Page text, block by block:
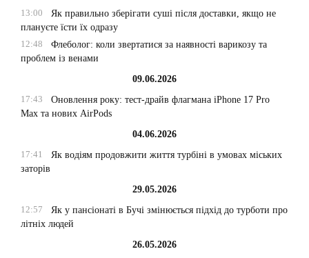
13:00
Як правильно зберігати суші після доставки, якщо не
плануєте їсти їх одразу
12:48
Флеболог: коли звертатися за наявності варикозу та
проблем із венами
09.06.2026
17:43
Оновлення року: тест-драйв флагмана iPhone 17 Pro
Max та нових AirPods
04.06.2026
17:41
Як водіям продовжити життя турбіні в умовах міських
заторів
29.05.2026
12:57
Як у пансіонаті в Бучі змінюється підхід до турботи про
літніх людей
26.05.2026